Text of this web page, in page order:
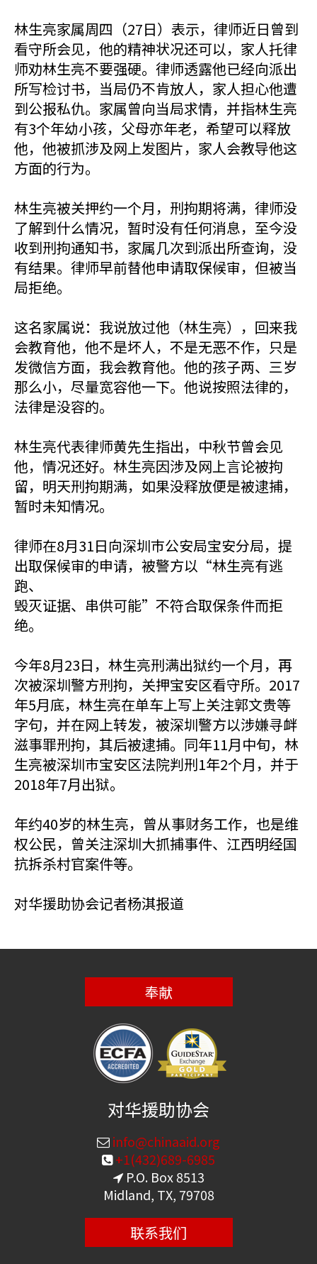
林生亮家属周四（27日）表示，律师近日曾到
看守所会见，他的精神状况还可以，家人托律
师劝林生亮不要强硬。律师透露他已经向派出
所写检讨书，当局仍不肯放人，家人担心他遭
到公报私仇。家属曾向当局求情，并指林生亮
有3个年幼小孩，父母亦年老，希望可以释放
他，他被抓涉及网上发图片，家人会教导他这
方面的行为。
林生亮被关押约一个月，刑拘期将满，律师没
了解到什么情况，暂时没有任何消息，至今没
收到刑拘通知书，家属几次到派出所查询，没
有结果。律师早前替他申请取保候审，但被当
局拒绝。
这名家属说：我说放过他（林生亮），回来我
会教育他，他不是坏人，不是无恶不作，只是
发微信方面，我会教育他。他的孩子两、三岁
那么小，尽量宽容他一下。他说按照法律的，
法律是没容的。
林生亮代表律师黄先生指出，中秋节曾会见
他，情况还好。林生亮因涉及网上言论被拘
留，明天刑拘期满，如果没释放便是被逮捕，
暂时未知情况。
律师在8月31日向深圳巿公安局宝安分局，提
出取保候审的申请，被警方以“林生亮有逃
跑、
毁灭证据、串供可能”不符合取保条件而拒
绝。
今年8月23日，林生亮刑满出狱约一个月，再
次被深圳警方刑拘，关押宝安区看守所。2017
年5月底，林生亮在单车上写上关注郭文贵等
字句，并在网上转发，被深圳警方以涉嫌寻衅
滋事罪刑拘，其后被逮捕。同年11月中旬，林
生亮被深圳巿宝安区法院判刑1年2个月，并于
2018年7月出狱。
年约40岁的林生亮，曾从事财务工作，也是维
权公民，曾关注深圳大抓捕事件、江西明经国
抗拆杀村官案件等。
对华援助协会记者杨淇报道
奉献
对华援助协会
info@chinaaid.org
+1(432)689-6985
P.O. Box 8513
Midland, TX, 79708
联系我们